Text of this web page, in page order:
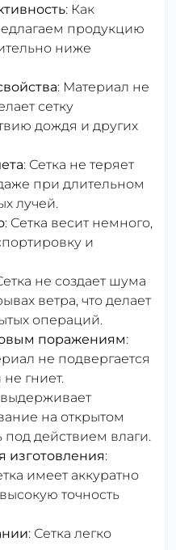
: Как
продукцию
ниже
: Материал не
сетку
дождя и других
: Сетка не теряет
при длительном
лучей.
: Сетка весит немного,
и
не создает шума
ветра, что делает
операций.
поражениям:
не подвергается
гниет.
выдерживает
на открытом
под действием влаги.
изготовления:
имеет аккуратно
точность
: Сетка легко